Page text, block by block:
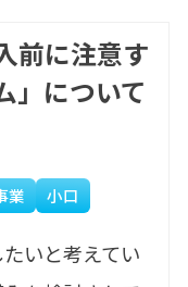
前に注意す
」について
業 小口
いと考えてい